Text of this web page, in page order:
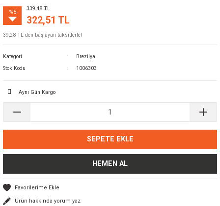
%5 339,48 TL
322,51 TL
39,28 TL den başlayan taksitlerle!
Kategori Brezilya
Stok Kodu 1006303
Aynı Gün Kargo
SEPETE EKLE
HEMEN AL
Ürün hakkında yorum yaz